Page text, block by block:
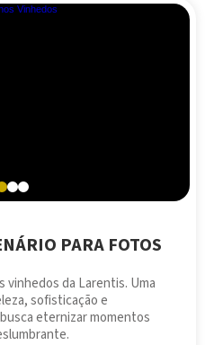
PARA FOTOS
da Larentis. Uma
sofisticação e
eternizar momentos